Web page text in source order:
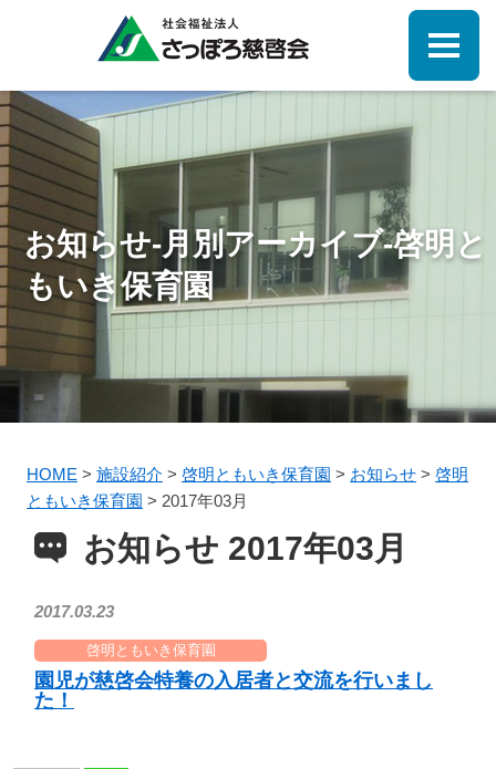
お知らせ-月別アーカイブ-啓明と
もいき保育園
HOME > 施設紹介 > 啓明ともいき保育園 > お知らせ > 啓明
ともいき保育園 > 2017年03月
お知らせ 2017年03月
2017.03.23
啓明ともいき保育園
園児が慈啓会特養の入居者と交流を行いまし
た！